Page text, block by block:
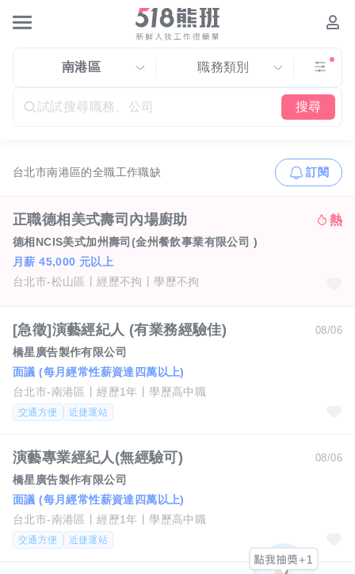
南港區 職務類別
搜尋
台北市南港區的全職工作職缺 訂閱
正職德相美式壽司內場廚助
德相NCIS美式加州壽司(金州餐飲事業有限公司 )
月薪 45,000 元以上
台北市-松山區
經歷不拘 學歷不拘
08/06
[急徵]演藝經紀人 (有業務經驗佳)
橋星廣告製作有限公司
面議 (每月經常性薪資達四萬以上)
台北市-南港區
經歷1年 學歷高中職
交通方便 近捷運站
08/06
演藝專業經紀人(無經驗可)
橋星廣告製作有限公司
面議 (每月經常性薪資達四萬以上)
台北市-南港區
經歷1年 學歷高中職
交通方便 近捷運站